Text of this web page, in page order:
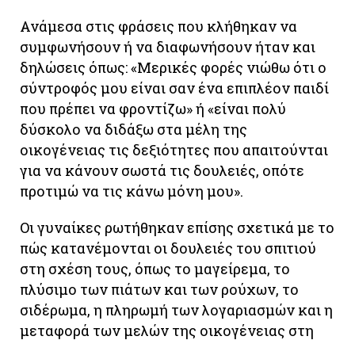
Ανάμεσα στις φράσεις που κλήθηκαν να
συμφωνήσουν ή να διαφωνήσουν ήταν και
δηλώσεις όπως: «Μερικές φορές νιώθω ότι ο
σύντροφός μου είναι σαν ένα επιπλέον παιδί
που πρέπει να φροντίζω» ή «είναι πολύ
δύσκολο να διδάξω στα μέλη της
οικογένειας τις δεξιότητες που απαιτούνται
για να κάνουν σωστά τις δουλειές, οπότε
προτιμώ να τις κάνω μόνη μου».
Οι γυναίκες ρωτήθηκαν επίσης σχετικά με το
πώς κατανέμονται οι δουλειές του σπιτιού
στη σχέση τους, όπως το μαγείρεμα, το
πλύσιμο των πιάτων και των ρούχων, το
σιδέρωμα, η πληρωμή των λογαριασμών και η
μεταφορά των μελών της οικογένειας στη